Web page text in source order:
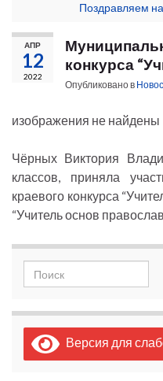
Поздравляем
АПР
12
2022
конкурса
Опубликовано в
изображения не найдены
Чёрных Виктория
классов, приняла
краевого конкурса
“Учитель основ
Search for:
Версия для